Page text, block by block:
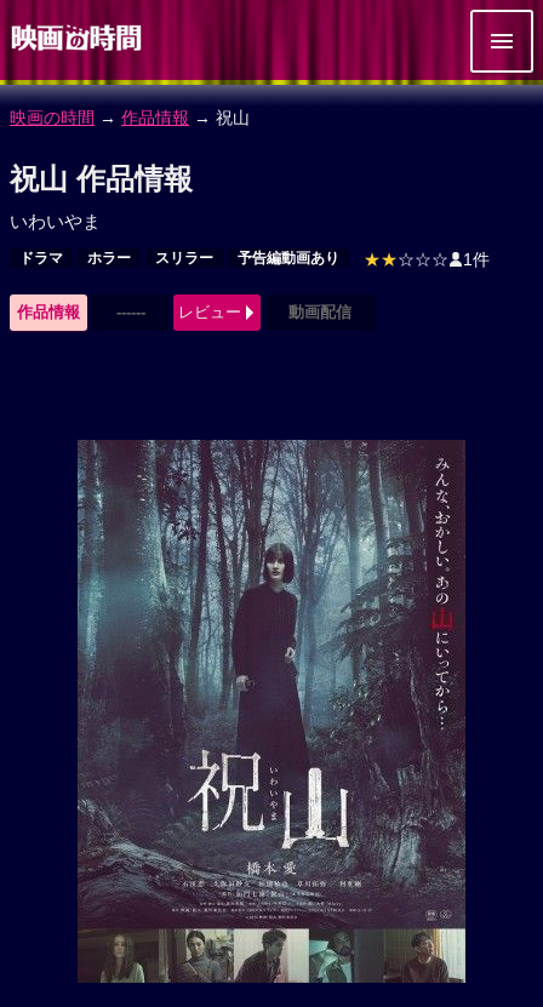
映画の時間 → 作品情報 → 祝山
祝山 作品情報
いわいやま
ドラマ ホラー スリラー 予告編動画あり ★★☆☆☆ 1件
作品情報 ------ レビュー 動画配信